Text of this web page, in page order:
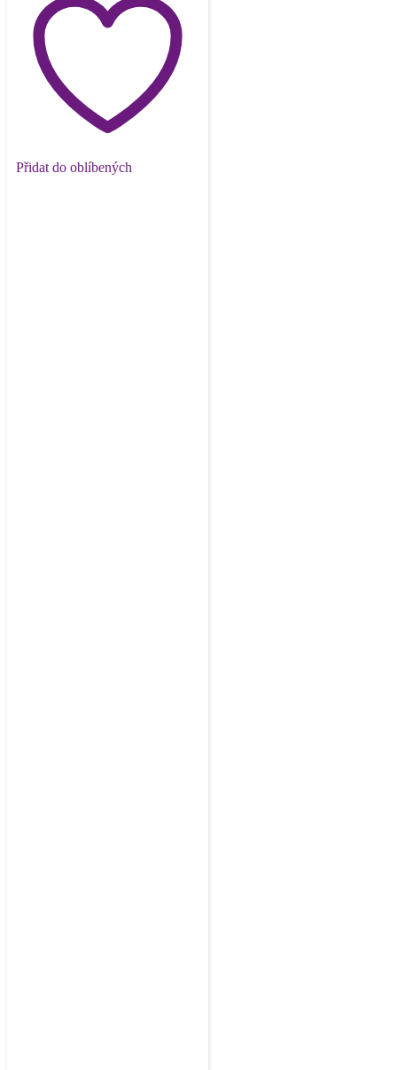
Přidat do oblíbených